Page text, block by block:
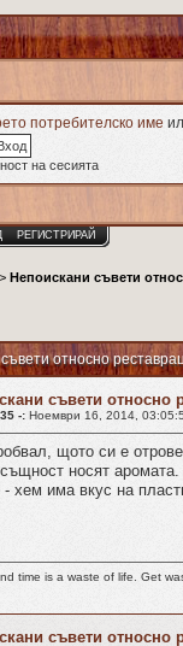
потребителско име
на сесията
РЕГИСТРИРАЙ
> Непоискани съвети
относно
съвети относно
-: Ноември 16, 2014,
щото си е
носят
- хем има вкус на
time is a waste of life. Get
съвети относно